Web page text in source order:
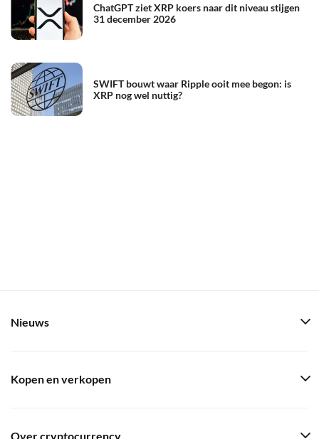
ChatGPT ziet XRP koers naar dit niveau stijgen
31 december 2026
SWIFT bouwt waar Ripple ooit mee begon: is
XRP nog wel nuttig?
Nieuws
Kopen en verkopen
Over cryptocurrency